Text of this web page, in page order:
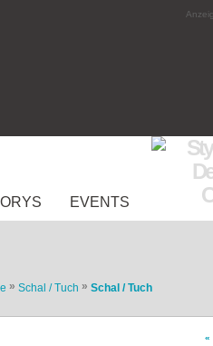
EVENTS
» Schal / Tuch » Schal / Tuch
«